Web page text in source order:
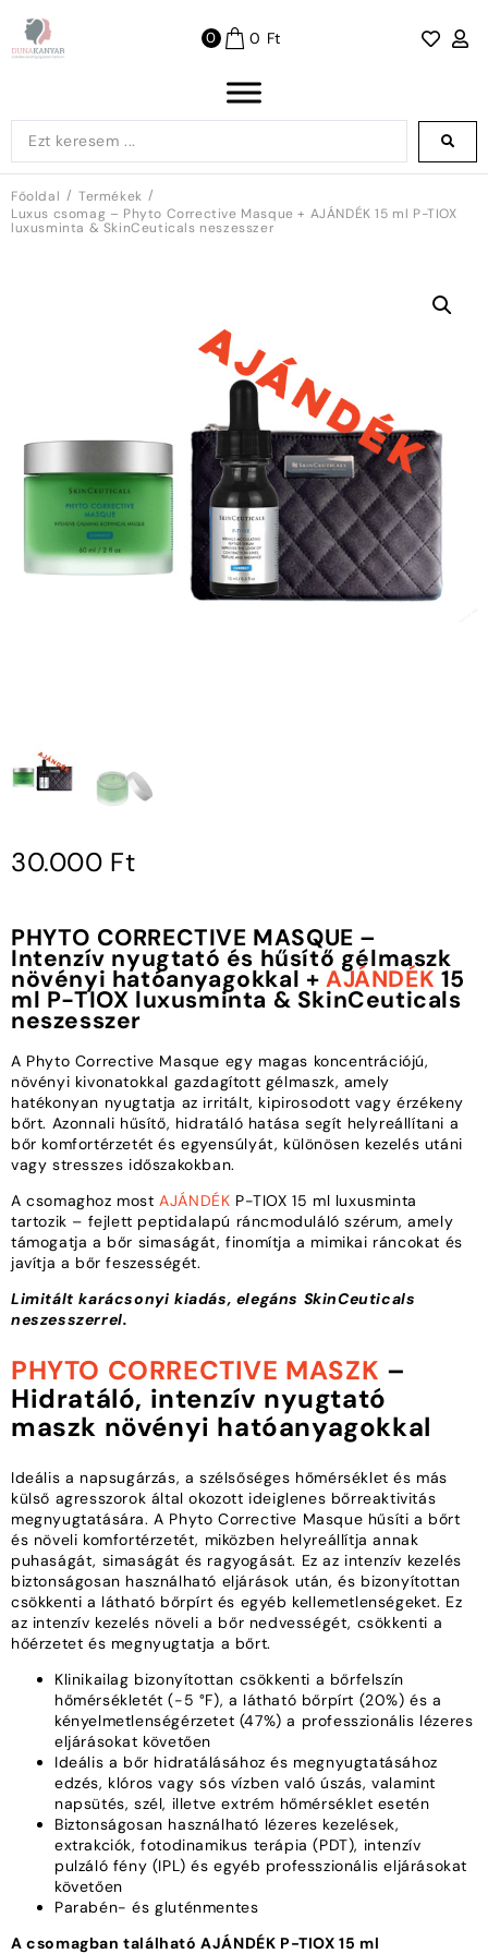
0 0 Ft
Főoldal / Termékek /
Luxus csomag – Phyto Corrective Masque + AJÁNDÉK 15 ml P-TIOX
luxusminta & SkinCeuticals neszesszer
30.000 Ft
PHYTO CORRECTIVE MASQUE –
Intenzív nyugtató és hűsítő gélmaszk
növényi hatóanyagokkal +AJÁNDÉK 15
ml P-TIOX luxusminta & SkinCeuticals
neszesszer
A Phyto Corrective Masque egy magas koncentrációjú,
növényi kivonatokkal gazdagított gélmaszk, amely
hatékonyan nyugtatja az irritált, kipirosodott vagy érzékeny
bőrt. Azonnali hűsítő, hidratáló hatása segít helyreállítani a
bőr komfortérzetét és egyensúlyát, különösen kezelés utáni
vagy stresszes időszakokban.
A csomaghoz mostAJÁNDÉK P-TIOX 15 ml luxusminta
tartozik – fejlett peptidalapú ráncmoduláló szérum, amely
támogatja a bőr simaságát, finomítja a mimikai ráncokat és
javítja a bőr feszességét.
Limitált karácsonyi kiadás, elegáns SkinCeuticals
neszesszerrel.
PHYTO CORRECTIVE MASZK –
Hidratáló, intenzív nyugtató
maszk növényi hatóanyagokkal
Ideális a napsugárzás, a szélsőséges hőmérséklet és más
külső agresszorok által okozott ideiglenes bőrreaktivitás
megnyugtatására. A Phyto Corrective Masque hűsíti a bőrt
és növeli komfortérzetét, miközben helyreállítja annak
puhaságát, simaságát és ragyogását. Ez az intenzív kezelés
biztonságosan használható eljárások után, és bizonyítottan
csökkenti a látható bőrpírt és egyéb kellemetlenségeket. Ez
az intenzív kezelés növeli a bőr nedvességét, csökkenti a
hőérzetet és megnyugtatja a bőrt.
Klinikailag bizonyítottan csökkenti a bőrfelszín
hőmérsékletét (-5 °F), a látható bőrpírt (20%) és a
kényelmetlenségérzetet (47%) a professzionális lézeres
eljárásokat követően
Ideális a bőr hidratálásához és megnyugtatásához
edzés, klóros vagy sós vízben való úszás, valamint
napsütés, szél, illetve extrém hőmérséklet esetén
Biztonságosan használható lézeres kezelések,
extrakciók, fotodinamikus terápia (PDT), intenzív
pulzáló fény (IPL) és egyéb professzionális eljárásokat
követően
Parabén- és gluténmentes
A csomagban található AJÁNDÉK P-TIOX 15 ml